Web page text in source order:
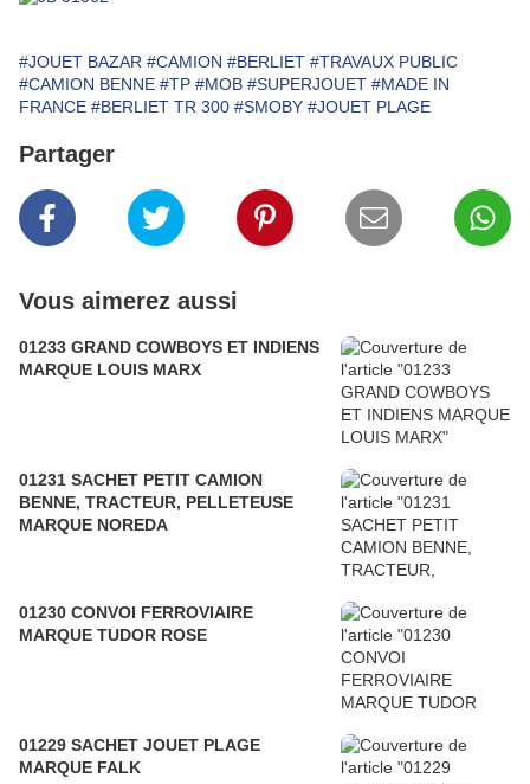
#JOUET BAZAR #CAMION #BERLIET #TRAVAUX PUBLIC
#CAMION BENNE #TP #MOB #SUPERJOUET #MADE IN
FRANCE #BERLIET TR 300 #SMOBY #JOUET PLAGE
Partager
Vous aimerez aussi
01233 GRAND COWBOYS ET INDIENS
MARQUE LOUIS MARX
01231 SACHET PETIT CAMION
BENNE, TRACTEUR, PELLETEUSE
MARQUE NOREDA
01230 CONVOI FERROVIAIRE
MARQUE TUDOR ROSE
01229 SACHET JOUET PLAGE
MARQUE FALK